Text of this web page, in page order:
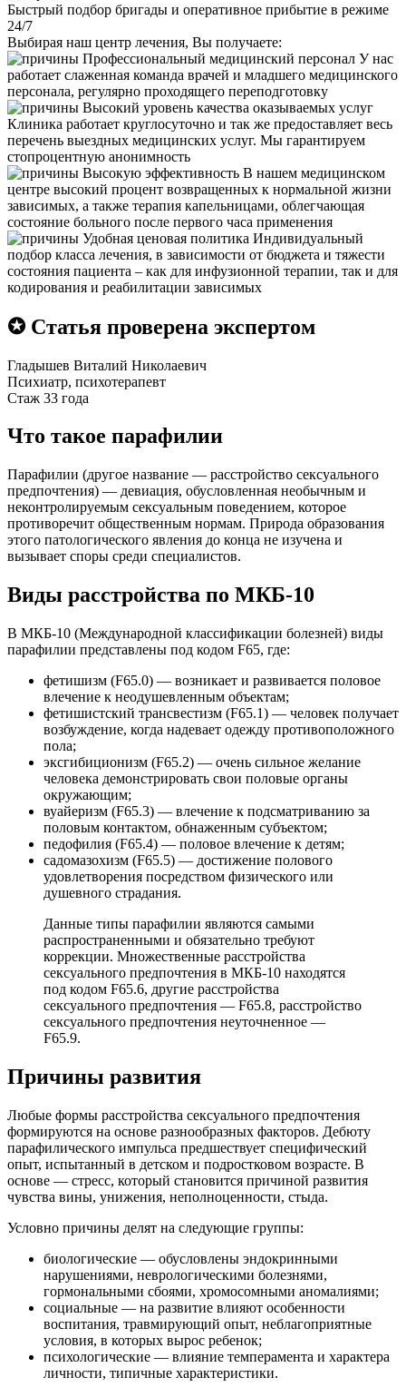
Быстрый подбор бригады и оперативное прибытие в режиме
24/7
Выбирая наш центр лечения, Вы получаете:
Профессиональный медицинский персонал У нас
работает слаженная команда врачей и младшего медицинского
персонала, регулярно проходящего переподготовку
Высокий уровень качества оказываемых услуг
Клиника работает круглосуточно и так же предоставляет весь
перечень выездных медицинских услуг. Мы гарантируем
стопроцентную анонимность
Высокую эффективность В нашем медицинском
центре высокий процент возвращенных к нормальной жизни
зависимых, а также терапия капельницами, облегчающая
состояние больного после первого часа применения
Удобная ценовая политика Индивидуальный
подбор класса лечения, в зависимости от бюджета и тяжести
состояния пациента – как для инфузионной терапии, так и для
кодирования и реабилитации зависимых
✪ Статья проверена экспертом
Гладышев Виталий Николаевич
Психиатр, психотерапевт
Стаж 33 года
Что такое парафилии
Парафилии (другое название — расстройство сексуального
предпочтения) — девиация, обусловленная необычным и
неконтролируемым сексуальным поведением, которое
противоречит общественным нормам. Природа образования
этого патологического явления до конца не изучена и
вызывает споры среди специалистов.
Виды расстройства по МКБ-10
В МКБ-10 (Международной классификации болезней) виды
парафилии представлены под кодом F65, где:
фетишизм (F65.0) — возникает и развивается половое
влечение к неодушевленным объектам;
фетишистский трансвестизм (F65.1) — человек получает
возбуждение, когда надевает одежду противоположного
пола;
эксгибиционизм (F65.2) — очень сильное желание
человека демонстрировать свои половые органы
окружающим;
вуайеризм (F65.3) — влечение к подсматриванию за
половым контактом, обнаженным субъектом;
педофилия (F65.4) — половое влечение к детям;
садомазохизм (F65.5) — достижение полового
удовлетворения посредством физического или
душевного страдания.
Данные типы парафилии являются самыми
распространенными и обязательно требуют
коррекции. Множественные расстройства
сексуального предпочтения в МКБ-10 находятся
под кодом F65.6, другие расстройства
сексуального предпочтения — F65.8, расстройство
сексуального предпочтения неуточненное —
F65.9.
Причины развития
Любые формы расстройства сексуального предпочтения
формируются на основе разнообразных факторов. Дебюту
парафилического импульса предшествует специфический
опыт, испытанный в детском и подростковом возрасте. В
основе — стресс, который становится причиной развития
чувства вины, унижения, неполноценности, стыда.
Условно причины делят на следующие группы:
биологические — обусловлены эндокринными
нарушениями, неврологическими болезнями,
гормональными сбоями, хромосомными аномалиями;
социальные — на развитие влияют особенности
воспитания, травмирующий опыт, неблагоприятные
условия, в которых вырос ребенок;
психологические — влияние темперамента и характера
личности, типичные характеристики.